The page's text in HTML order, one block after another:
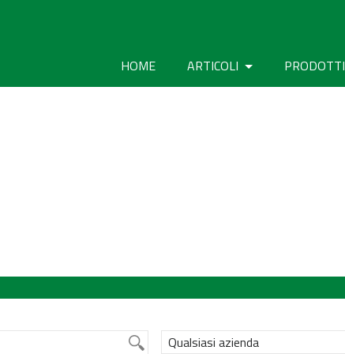
HOME ARTICOLI PRODOTTI
Qualsiasi azienda